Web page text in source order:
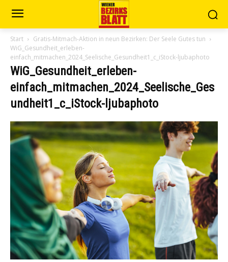
Start
Gratis-Mitmach-Aktion in neun Bezirken: Der Seele Gutes tun
WiG_Gesundheit_erleben-
einfach_mitmachen_2024_Seelische_Gesundheit1_c_iStock-ljubaphoto
WiG_Gesundheit_erleben-
einfach_mitmachen_2024_Seelische_Ges
undheit1_c_iStock-ljubaphoto